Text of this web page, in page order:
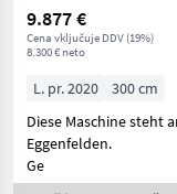
9.877 €
Cena vključuje DDV (19%)
8.300 € neto
L. pr. 2020
300 cm
Diese Maschine steht
Eggenfelden.
Ge